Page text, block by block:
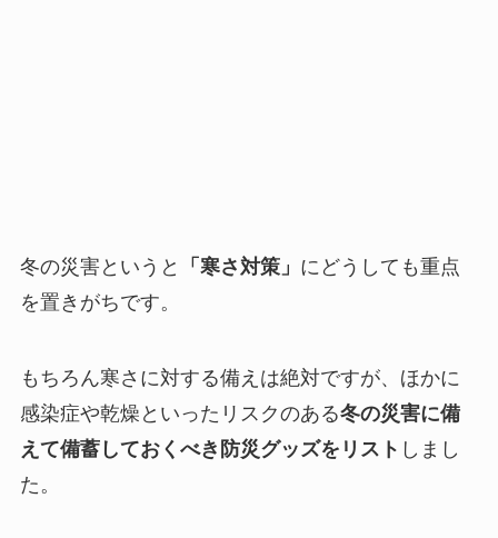
冬の災害というと 「寒さ対策」 にどうしても重点
を置きがちです。
もちろん寒さに対する備えは絶対ですが、ほかに
感染症や乾燥といったリスクのある冬の災害に備
えて備蓄しておくべき防災グッズをリスト しまし
た。